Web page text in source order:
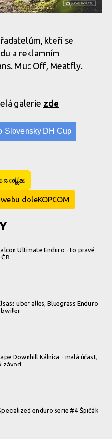
kteří se
a reklamním
Muc Off, Meatfly.
galerie zde
Slovenský DH Cup
a Coffee
doleKOPCOM
Ultimate Enduro - to pravé
uber alles, Bluegrass Enduro
Downhill Kálnica - malá účast,
závod
enduro serie #4 Špičák